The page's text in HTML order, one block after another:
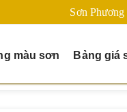
Sơn
màu sơn Bảng giá